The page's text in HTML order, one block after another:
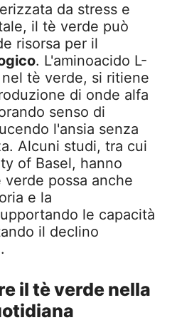
da stress e
il tè verde può
risorsa per il
. L'aminoacido L-
tè verde, si ritiene
di onde alfa
senso di
l'ansia senza
Alcuni studi, tra cui
of Basel, hanno
possa anche
e la
le capacità
il declino
il tè verde nella